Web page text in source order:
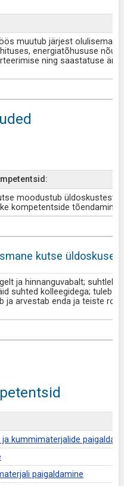
muutub järjest
energiatõhususe
ning saastatuse
moodustub üldoskustest
kompetentside tõendamine.
kutse üldoskused
ja hinnanguvabalt; suhtleb
suhted kolleegidega; tuleb
ja arvestab enda ja teiste rolli
ja kummimaterjalide
paigaldamine